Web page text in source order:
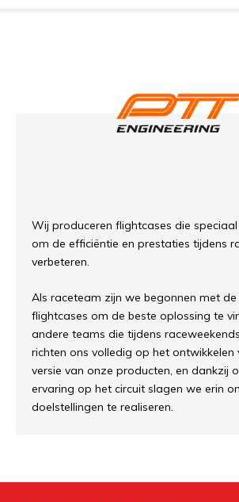
Wij produceren flightcases die
om de efficiëntie en prestaties tijdens
verbeteren.
Als raceteam zijn we begonnen met
flightcases om de beste oplossing te
andere teams die tijdens
richten ons volledig op het ontwikkelen
versie van onze producten, en dankzij
ervaring op het circuit slagen we erin
doelstellingen te realiseren.